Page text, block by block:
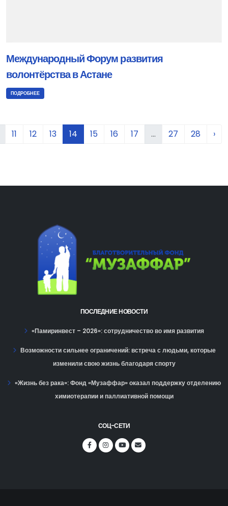
Международный Форум развития
волонтёрства в Астане
ПОДРОБНЕЕ
11 12 13 14 15 16 17 ... 27 28 ›
ПОСЛЕДНИЕ НОВОСТИ
«Памиринвест – 2026»: сотрудничество во имя развития
Возможности сильнее ограничений: встреча с людьми, которые
изменили свою жизнь благодаря спорту
«Жизнь без рака»: Фонд «Музаффар» оказал поддержку отделению
химиотерапии и паллиативной помощи
СОЦ-СЕТИ